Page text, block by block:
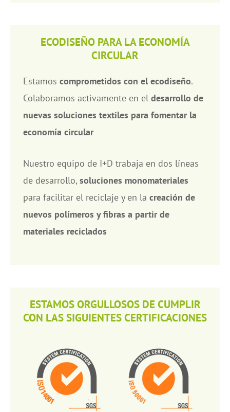
ECODISEÑO PARA LA ECONOMÍA
CIRCULAR
Estamos comprometidos con el ecodiseño.
Colaboramos activamente en el desarrollo de
nuevas soluciones textiles para fomentar la
economía circular
Nuestro equipo de I+D trabaja en dos líneas
de desarrollo, soluciones monomateriales
para facilitar el reciclaje y en la creación de
nuevos polímeros y fibras a partir de
materiales reciclados
ESTAMOS ORGULLOSOS DE CUMPLIR
CON LAS SIGUIENTES CERTIFICACIONES